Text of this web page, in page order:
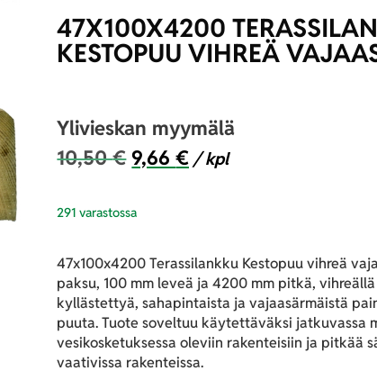
47X100X4200
KESTOPUU VIHREÄ
Ylivieskan myymälä
10,50€ 9,66€ / kpl
291 varastossa
47x100x4200 Terassilankku Kestopuu vihreä
paksu, 100 mm leveä ja 4200 mm pitkä,
kyllästettyä, sahapintaista ja vajaasärmäistä
puuta. Tuote soveltuu käytettäväksi jatkuvassa
vesikosketuksessa oleviin rakenteisiin ja pitkää
vaativissa rakenteissa.